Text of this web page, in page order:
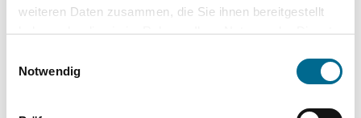
weiteren Daten zusammen, die Sie ihnen bereitgestellt
haben oder die sie im Rahmen Ihrer Nutzung der Dienste
Cookies, wenn Sie unsere Webseite weiterhin nutzen.
Notwendig
Versicherung ✔ - -
-